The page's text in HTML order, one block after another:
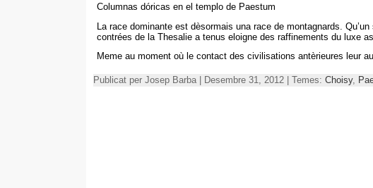
Columnas dóricas en el templo de Paestum
La race dominante est dèsormais una race de montagnards
contrées de la Thesalie a tenus eloigne des raffinements du luxe
Meme au moment où le contact des civilisations antèrieures leur
Publicat per Josep Barba | Desembre 31, 2012 | Temes: Choisy,